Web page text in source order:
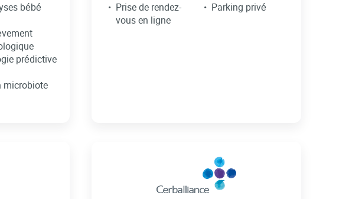
bébé
prédictive
microbiote
Prise de rendez-
vous en ligne
Parking privé